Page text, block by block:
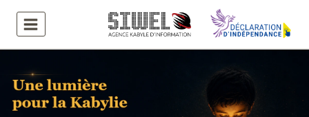
contenu